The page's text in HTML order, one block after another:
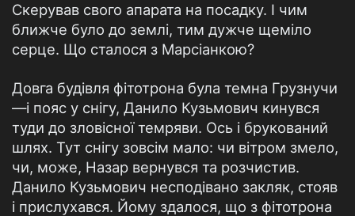
Скерував свого апарата на посадку. І чим
ближче було до землі, тим дужче щеміло
серце. Що сталося з Марсіанкою?
Довга будівля фітотрона була темна Грузнучи
—і пояс у снігу, Данило Кузьмович кинувся
туди до зловісної темряви. Ось і брукований
шлях. Тут снігу зовсім мало: чи вітром змело,
чи, може, Назар вернувся та розчистив.
Данило Кузьмович несподівано закляк, стояв
і прислухався. Йому здалося, що з фітотрона